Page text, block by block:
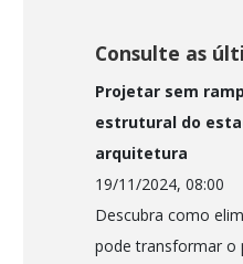
Consulte as
Projetar sem
estrutural do
arquitetura
19/11/2024, 08:00
Descubra como
pode transformar o